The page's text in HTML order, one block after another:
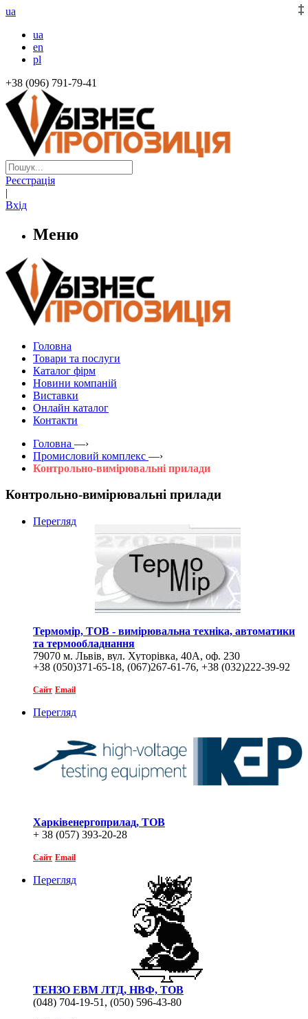
ua
ua
en
pl
+38 (096) 791-79-41
Реєстрація
|
Вхід
Меню
Головна
Товари та послуги
Каталог фірм
Новини компаній
Виставки
Онлайн каталог
Контакти
Головна —›
Промисловий комплекс —›
Контрольно-вимірювальні прилади
Контрольно-вимірювальні прилади
Перегляд
Термомір, ТОВ - вимірювальна техніка, автоматики
та термообладнання
79070 м. Львів, вул. Хуторівка, 40А, оф. 230
+38 (050)371-65-18, (067)267-61-76, +38 (032)222-39-92
Сайт Email
Перегляд
Харківенергоприлад, ТОВ
+ 38 (057) 393-20-28
Сайт Email
Перегляд
ТЕНЗО ЕВМ ЛТД, НВФ, ТОВ
(048) 704-19-51, (050) 596-43-80